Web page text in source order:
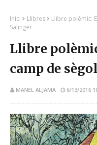
Inici Llibres
Llibre polèmic:
Salinger
Llibre
camp de
MANEL ALJAMA 6/13/2016